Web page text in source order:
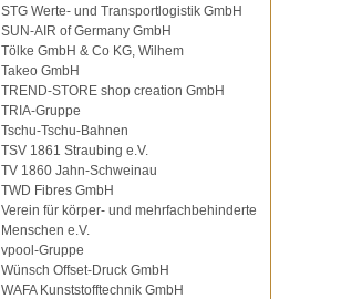
STG Werte- und Transportlogistik GmbH
SUN-AIR of Germany GmbH
Tölke GmbH & Co KG, Wilhem
Takeo GmbH
TREND-STORE shop creation GmbH
TRIA-Gruppe
Tschu-Tschu-Bahnen
TSV 1861 Straubing e.V.
TV 1860 Jahn-Schweinau
TWD Fibres GmbH
Verein für körper- und mehrfachbehinderte
Menschen e.V.
vpool-Gruppe
Wünsch Offset-Druck GmbH
WAFA Kunststofftechnik GmbH